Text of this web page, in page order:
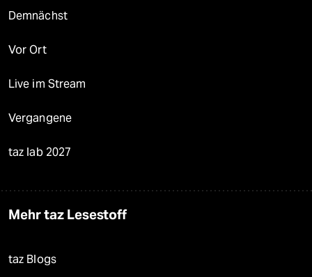
Demnächst
Vor Ort
Live im Stream
Vergangene
taz lab 2027
Mehr taz Lesestoff
taz Blogs